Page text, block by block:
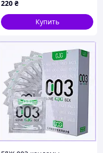
обильной смазкой, в
упаковке 10 шт
220 ₴
Купить